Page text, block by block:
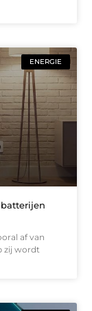
ENERGIE
af van
zij wordt